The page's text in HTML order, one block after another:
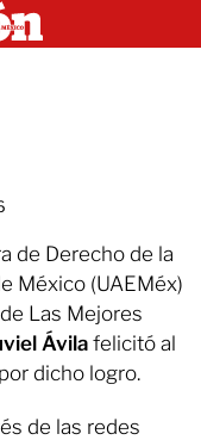
de Derecho de la
México (UAEMéx)
Las Mejores
Ávila felicitó al
dicho logro.
de las redes